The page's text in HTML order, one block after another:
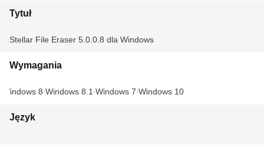
Tytuł
Stellar File Eraser 5.0.0.8 dla Windows
Wymagania
Windows 8 Windows 8.1 Windows 7 Windows 10
Język